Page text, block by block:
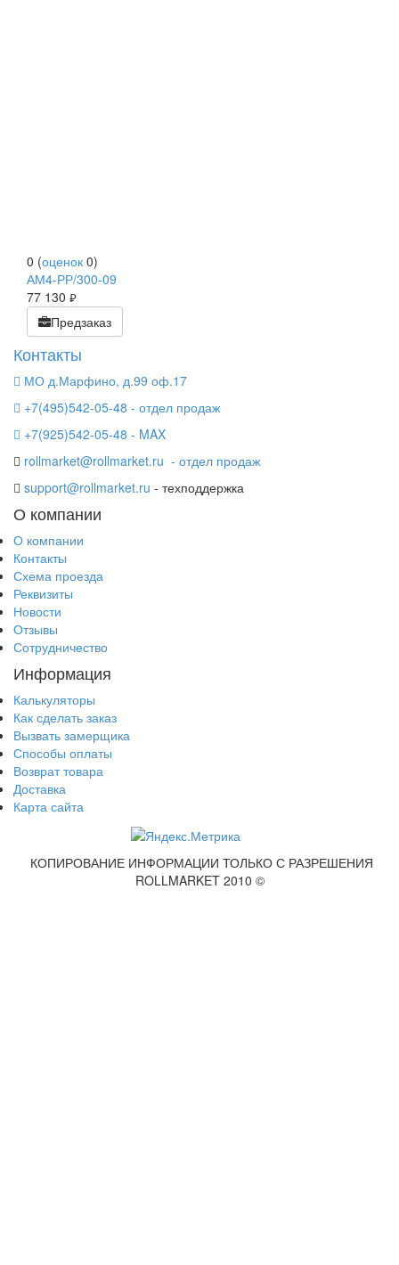
0 (оценок 0)
АМ4-РР/300-09
77 130 руб.
Предзаказ
Контакты
МО д.Марфино, д.99 оф.17
+7(495)542-05-48 - отдел продаж
+7(925)542-05-48 - MAX
rollmarket@rollmarket.ru - отдел продаж
support@rollmarket.ru - техподдержка
О компании
О компании
Контакты
Схема проезда
Реквизиты
Новости
Отзывы
Сотрудничество
Информация
Калькуляторы
Как сделать заказ
Вызвать замерщика
Способы оплаты
Возврат товара
Доставка
Карта сайта
КОПИРОВАНИЕ ИНФОРМАЦИИ ТОЛЬКО С РАЗРЕШЕНИЯ
ROLLMARKET 2010 ©